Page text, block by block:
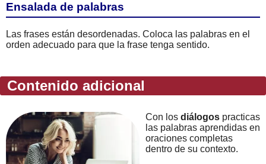
Ensalada de palabras
Las frases están desordenadas. Coloca las palabras en el
orden adecuado para que la frase tenga sentido.
Contenido adicional
Con los diálogos practicas
las palabras aprendidas en
oraciones completas
dentro de su contexto.